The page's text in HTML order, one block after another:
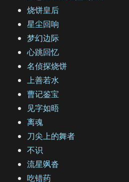
烧饼皇后
星尘回响
梦幻边际
心跳回忆
名侦探烧饼
上善若水
曹记鉴宝
见字如晤
离魂
刀尖上的舞者
不识
流星飒沓
吃错药